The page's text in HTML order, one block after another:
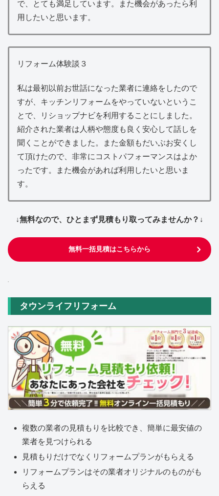
で、とても満足しています。また機会があったら利
用したいと思います。
リフォーム体験談３
私は最初以前お世話になった業者に連絡をしたので
すが、キッチンリフォームをやっていないというこ
とで、リショップナビを利用することにしました。
紹介された業者は人柄や態度も良く安心して話しを
聞くことができました。また金額もだいぶお安くし
て頂けたので、非常にコストパフォーマンスはよか
ったです。また機会があれば利用したいと思いま
す。
↓無料なので、ひとまず見積もり取ってみませんか？↓
無料一括見積はこちらから
タウンライフリフォーム
複数の業者の見積もりを比較でき、簡単に最安値の
業者を見つけられる
見積もりだけでなくリフォームプランがもらえる
リフォームプランはその業者オリジナルのものがも
らえる